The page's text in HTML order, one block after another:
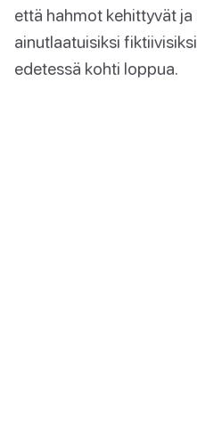
että hahmot kehittyvät
ainutlaatuisiksi
edetessä kohti loppua.